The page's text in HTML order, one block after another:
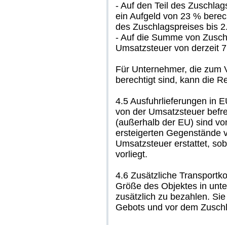
- Auf den Teil des
ein Aufgeld von 23 %
des Zuschlagspreises bis
- Auf die Summe von
Umsatzsteuer von derzeit
Für Unternehmer, die zum
berechtigt sind, kann die
4.5 Ausfuhrlieferungen in
von der Umsatzsteuer
(außerhalb der EU) sind
ersteigerten Gegenstände
Umsatzsteuer erstattet,
vorliegt.
4.6 Zusätzliche
Größe des Objektes in
zusätzlich zu bezahlen.
Gebots und vor dem